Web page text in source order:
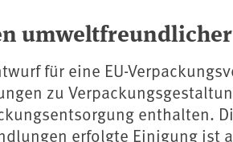
umweltfreundlicher
für eine EU-
zu
enthalten.
erfolgte Einigung ist